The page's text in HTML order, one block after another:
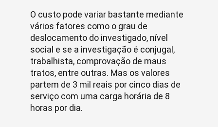
O custo pode variar bastante mediante
vários fatores como o grau de
deslocamento do investigado, nível
social e se a investigação é conjugal,
trabalhista, comprovação de maus
tratos, entre outras. Mas os valores
partem de 3 mil reais por cinco dias de
serviço com uma carga horária de 8
horas por dia.